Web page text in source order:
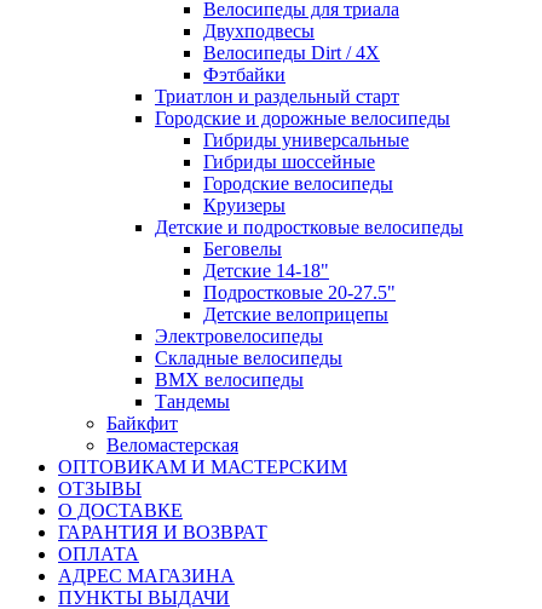
Велосипеды для триала
Двухподвесы
Велосипеды Dirt / 4X
Фэтбайки
Триатлон и раздельный старт
Городские и дорожные велосипеды
Гибриды универсальные
Гибриды шоссейные
Городские велосипеды
Круизеры
Детские и подростковые велосипеды
Беговелы
Детские 14-18"
Подростковые 20-27.5"
Детские велоприцепы
Электровелосипеды
Складные велосипеды
BMX велосипеды
Тандемы
Байкфит
Веломастерская
ОПТОВИКАМ И МАСТЕРСКИМ
ОТЗЫВЫ
О ДОСТАВКЕ
ГАРАНТИЯ И ВОЗВРАТ
ОПЛАТА
АДРЕС МАГАЗИНА
ПУНКТЫ ВЫДАЧИ